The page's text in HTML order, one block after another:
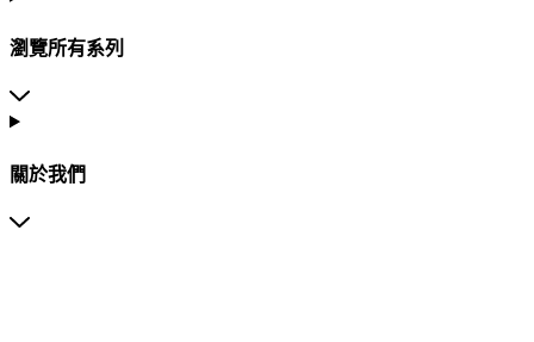
瀏覽所有系列
關於我們